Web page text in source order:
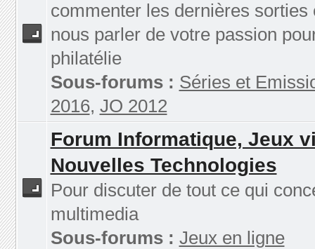
commenter les dernières sorties
nous parler de votre passion
philatélie
Sous-forums : Séries et
2016, JO 2012
Forum Informatique, Jeux
Nouvelles Technologies
Pour discuter de tout ce qui
multimedia
Sous-forums : Jeux en ligne